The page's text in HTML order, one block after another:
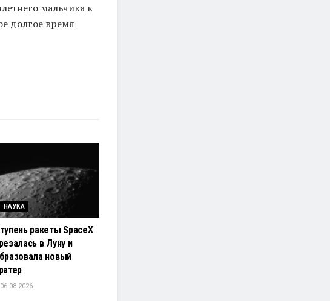
мальчика к
долгое время
НАУКА
ракеты SpaceX
в Луну и
новый
06.08.2026